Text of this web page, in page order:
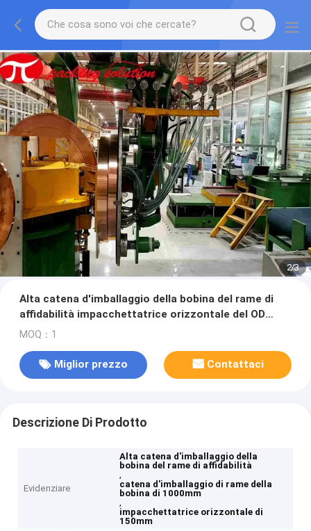
2/3
Alta catena d'imballaggio della bobina del rame di
affidabilità impacchettatrice orizzontale del OD
1000mm
MOQ：1
Miglior prezzo Contattaci
Descrizione Di Prodotto
Evidenziare
Alta catena d'imballaggio della
bobina del rame di affidabilità
,
catena d'imballaggio di rame della
bobina di 1000mm
,
impacchettatrice orizzontale di
150mm